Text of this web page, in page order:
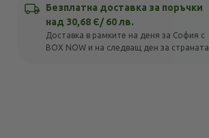
Безплатна доставка за поръчки
над 30,68 Є/ 60 лв.
Доставка в рамките на деня за София с
BOX NOW и на следващ ден за страната